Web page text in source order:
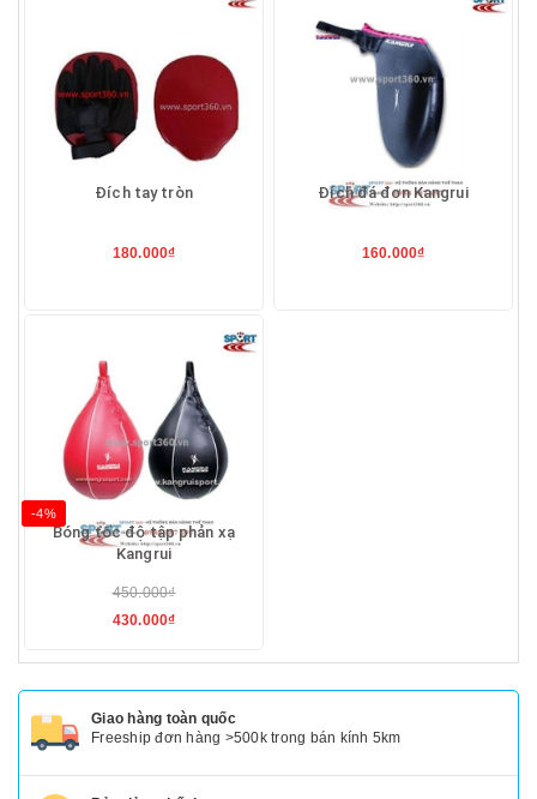
Đích tay tròn
180.000₫
Đích đá đơn Kangrui
160.000₫
-4%
Bóng tốc độ tập phản xạ
Kangrui
450.000₫
430.000₫
Giao hàng toàn quốc
Freeship đơn hàng >500k trong bán kính 5km